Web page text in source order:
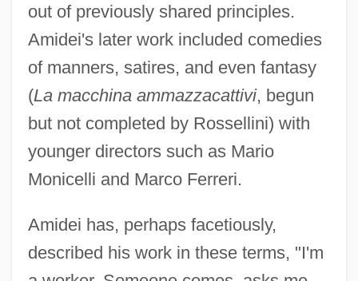
out of previously shared principles.
Amidei's later work included comedies
of manners, satires, and even fantasy
(La macchina ammazzacattivi, begun
but not completed by Rossellini) with
younger directors such as Mario
Monicelli and Marco Ferreri.
Amidei has, perhaps facetiously,
described his work in these terms, "I'm
Amidar
Amid
AMICW